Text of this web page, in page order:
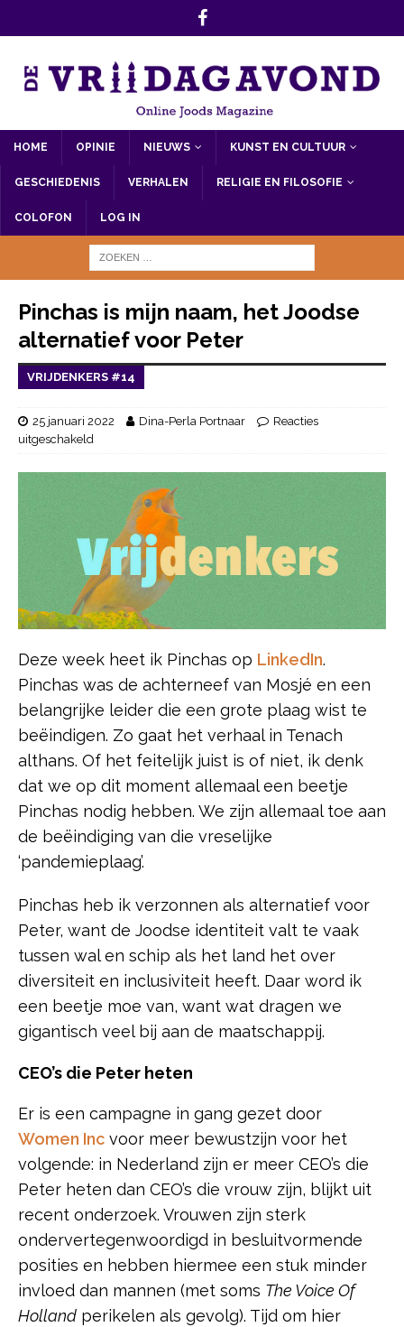
HOME OPINIE NIEUWS KUNST EN CULTUUR
GESCHIEDENIS VERHALEN RELIGIE EN FILOSOFIE
COLOFON LOG IN
Pinchas is mijn naam, het Joodse
alternatief voor Peter
VRIJDENKERS #14
25 januari 2022 Dina-Perla Portnaar
Reacties
uitgeschakeld
Deze week heet ik Pinchas op LinkedIn.
Pinchas was de achterneef van Mosjé en een
belangrijke leider die een grote plaag wist te
beëindigen. Zo gaat het verhaal in Tenach
althans. Of het feitelijk juist is of niet, ik denk
dat we op dit moment allemaal een beetje
Pinchas nodig hebben. We zijn allemaal toe aan
de beëindiging van die vreselijke
‘pandemieplaag’.
Pinchas heb ik verzonnen als alternatief voor
Peter, want de Joodse identiteit valt te vaak
tussen wal en schip als het land het over
diversiteit en inclusiviteit heeft. Daar word ik
een beetje moe van, want wat dragen we
gigantisch veel bij aan de maatschappij.
CEO’s die Peter heten
Er is een campagne in gang gezet door
Women Inc voor meer bewustzijn voor het
volgende: in Nederland zijn er meer CEO’s die
Peter heten dan CEO’s die vrouw zijn, blijkt uit
recent onderzoek. Vrouwen zijn sterk
ondervertegenwoordigd in besluitvormende
posities en hebben hiermee een stuk minder
invloed dan mannen (met soms The Voice Of
Holland perikelen als gevolg). Tijd om hier